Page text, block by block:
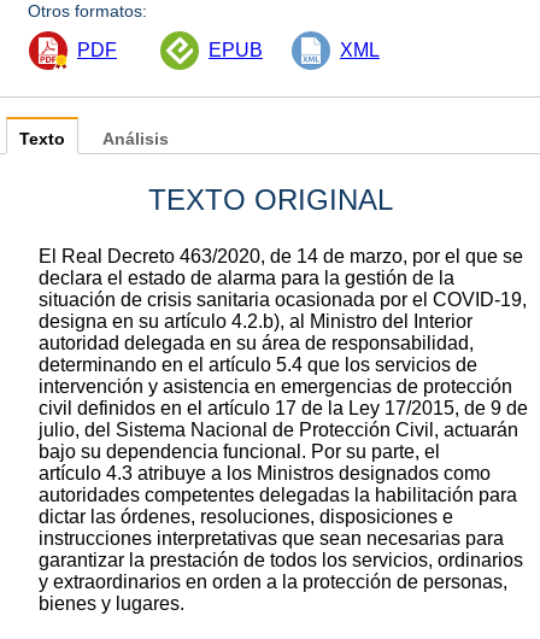
Otros formatos:
PDF EPUB XML
Texto
TEXTO ORIGINAL
El Real Decreto 463/2020, de 14 de marzo, por el que se
declara el estado de alarma para la gestión de la
situación de crisis sanitaria ocasionada por el COVID-19,
designa en su artículo 4.2.b), al Ministro del Interior
autoridad delegada en su área de responsabilidad,
determinando en el artículo 5.4 que los servicios de
intervención y asistencia en emergencias de protección
civil definidos en el artículo 17 de la Ley 17/2015, de 9 de
julio, del Sistema Nacional de Protección Civil, actuarán
bajo su dependencia funcional. Por su parte, el
artículo 4.3 atribuye a los Ministros designados como
autoridades competentes delegadas la habilitación para
dictar las órdenes, resoluciones, disposiciones e
instrucciones interpretativas que sean necesarias para
garantizar la prestación de todos los servicios, ordinarios
y extraordinarios en orden a la protección de personas,
bienes y lugares.
Análisis